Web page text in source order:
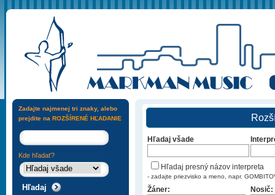
Hľadaj všade
Hľadaj presný názov interpreta
- zadajte priezvisko a meno, napr.
Žáner: Nosič:
Zadajte najmenej tri znaky, alebo
prejdite na ROZŠÍRENÉ HĽADANIE
Kde hľadať?